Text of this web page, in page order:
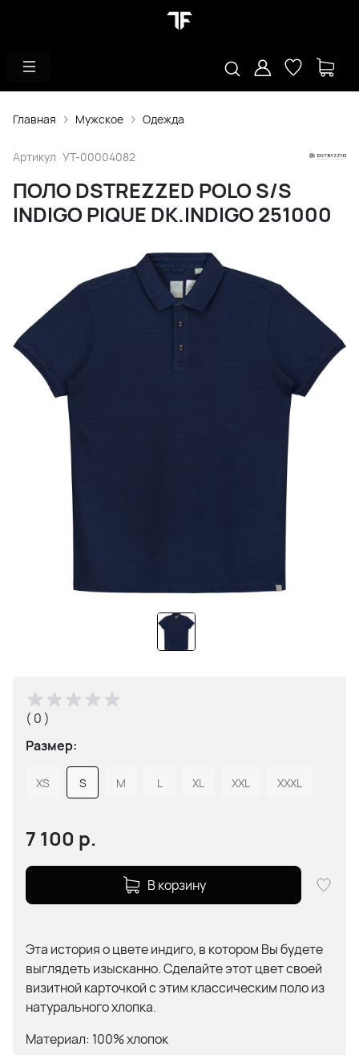
Главная Мужское Одежда
Артикул УТ-00004082
ПОЛО DSTREZZED POLO S/S
INDIGO PIQUE DK.INDIGO 251000
( 0 )
Размер:
XS S M L XL XXL XXXL
7 100 р.
В корзину
Эта история о цвете индиго, в котором Вы будете
выглядеть изысканно. Сделайте этот цвет своей
визитной карточкой с этим классическим поло из
натурального хлопка.
Материал: 100% хлопок